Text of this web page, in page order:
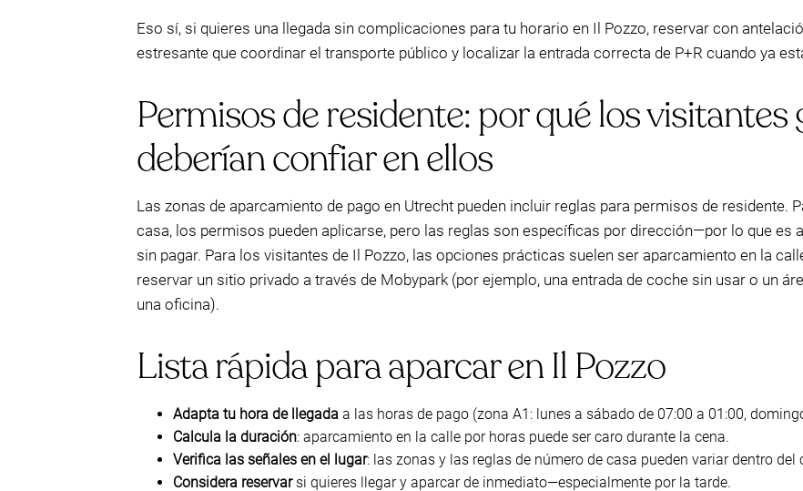
Eso sí, si quieres una llegada sin complicaciones para tu horario en Il Pozzo, reservar con
estresante que coordinar el transporte público y localizar la entrada correcta de P+R cuando ya
Permisos de residente: por qué los
deberían confiar en ellos
Las zonas de aparcamiento de pago en Utrecht pueden incluir reglas para permisos de residente.
casa, los permisos pueden aplicarse, pero las reglas son específicas por dirección—por lo que es
sin pagar. Para los visitantes de Il Pozzo, las opciones prácticas suelen ser aparcamiento en la
reservar un sitio privado a través de Mobypark (por ejemplo, una entrada de coche sin usar o un
una oficina).
Lista rápida para aparcar en Il Pozzo
Adapta tu hora de llegada a las horas de pago (zona A1: lunes a sábado de 07:00 a 01:00,
Calcula la duración: aparcamiento en la calle por horas puede ser caro durante la cena.
Verifica las señales en el lugar: las zonas y las reglas de número de casa pueden variar dentro del
Considera reservarsi quieres llegar y aparcar de inmediato—especialmente por la tarde.